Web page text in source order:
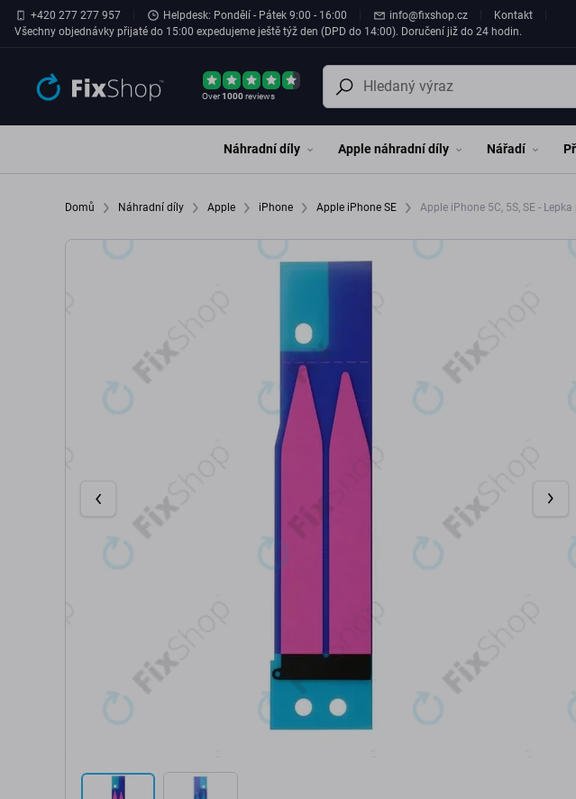
Přeskočit na hlavní obsah
+420 277 277 957 Helpdesk: Pondělí - Pátek 9:00 - 16:00 info@fixshop.cz
Kontakt
Všechny objednávky přijaté do 15:00 expedujeme ještě týž den (DPD do 14:00). Doručení již do 24 hodin.
Over1000reviews
Náhradní díly Apple náhradní díly Nářadí
Domů Náhradní díly Apple iPhone Apple iPhone SE Apple iPhone 5C, 5S, SE -